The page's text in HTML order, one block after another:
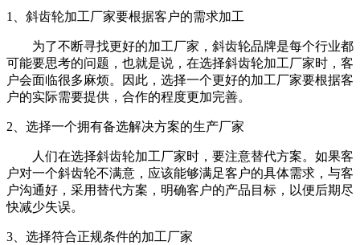
1、斜齿轮加工厂家要根据客户的需求加工
为了不断寻找更好的加工厂家，斜齿轮品牌是每个行业都
可能要思考的问题，也就是说，在选择斜齿轮加工厂家时，客
户会面临很多麻烦。因此，选择一个更好的加工厂家要根据客
户的实际需要提供，合作的程度更加完善。
2、选择一个拥有备选解决方案的生产厂家
人们在选择斜齿轮加工厂家时，要注意替代方案。如果客
户对一个斜齿轮不满意，应该能够满足客户的具体需求，与客
户沟通好，采用替代方案，明确客户的产品目标，以便后期尽
快减少失误。
3、选择符合正规条件的加工厂家